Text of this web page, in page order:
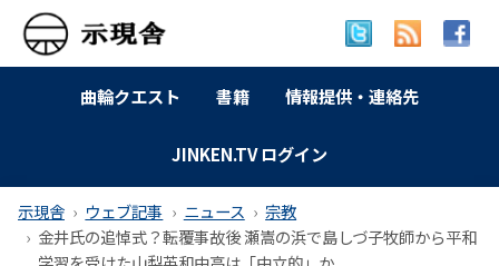
曲輪クエスト 書籍 情報提供・連絡先
JINKEN.TV ログイン
示現舎 ウェブ記事 ニュース
宗教
金井氏の追悼式？転覆事故後 瀬嵩の浜で島しづ子牧師から平和